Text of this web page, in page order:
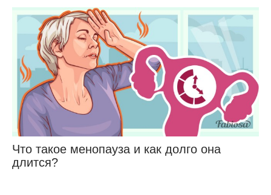
Что такое менопауза и как долго она
длится?